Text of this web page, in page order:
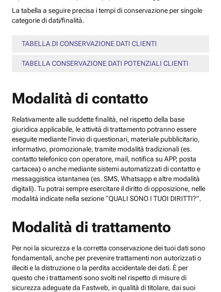
La tabella a seguire precisa i tempi di conservazione per singole
categorie di dati/finalità.
TABELLA DI CONSERVAZIONE DATI CLIENTI
TABELLA CONSERVAZIONE DATI POTENZIALI CLIENTI
Modalità di contatto
Relativamente alle suddette finalità, nel rispetto della base
giuridica applicabile, le attività di trattamento potranno essere
eseguite mediante l’invio di questionari, materiale pubblicitario,
informativo, promozionale, tramite modalità tradizionali (es.
contatto telefonico con operatore, mail, notifica su APP, posta
cartacea) o anche mediante sistemi automatizzati di contatto e
messaggistica istantanea (es. SMS, Whatsapp e altre modalità
digitali). Tu potrai sempre esercitare il diritto di opposizione, nelle
modalità indicate nella sezione “QUALI SONO I TUOI DIRITTI?”.
Modalità di trattamento
Per noi la sicurezza e la corretta conservazione dei tuoi dati sono
fondamentali, anche per prevenire trattamenti non autorizzati o
illeciti e la distruzione o la perdita accidentale dei dati. È per
questo che i trattamenti sono svolti nel rispetto di misure di
sicurezza adeguate da Fastweb, in qualità di titolare, dai suoi